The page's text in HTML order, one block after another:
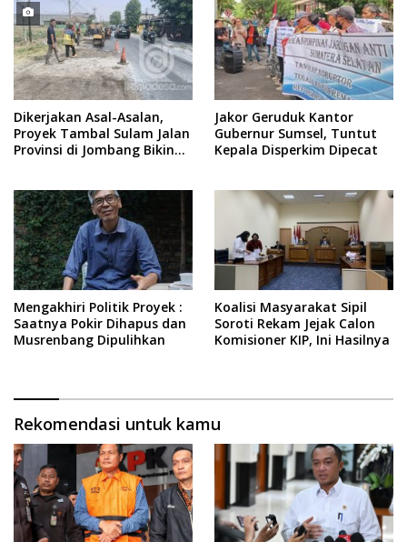
Dikerjakan Asal-Asalan,
Proyek Tambal Sulam Jalan
Provinsi di Jombang Bikin
Jakor Geruduk Kantor
Gubernur Sumsel, Tuntut
Kepala Disperkim Dipecat
Mengakhiri Politik Proyek :
Saatnya Pokir Dihapus dan
Musrenbang Dipulihkan
Koalisi Masyarakat Sipil
Soroti Rekam Jejak Calon
Komisioner KIP, Ini Hasilnya
Rekomendasi untuk kamu